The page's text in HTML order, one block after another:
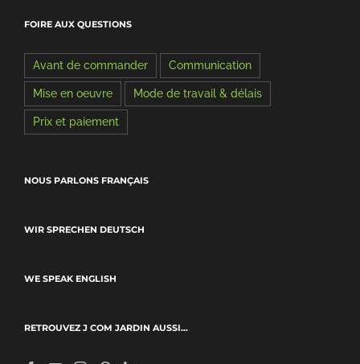
FOIRE AUX QUESTIONS
Avant de commander Communication
Mise en oeuvre Mode de travail & délais
Prix et paiement
NOUS PARLONS FRANÇAIS
WIR SPRECHEN DEUTSCH
WE SPEAK ENGLISH
RETROUVEZ J COM JARDIN AUSSI…